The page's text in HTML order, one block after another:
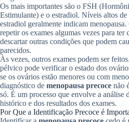
Os mais importantes são o FSH
Estimulante) e o estradiol. Níveis altos
estradiol geralmente indicam
repetir os exames algumas vezes para ter
descartar outras condições que podem
parecidos.
Às vezes, outros exames podem ser
pélvico pode verificar o estado dos
se os ovários estão menores ou com
diagnóstico de menopausa precoce não
só. É um processo que envolve a análise
histórico e dos resultados dos exames.
Por Que a Identificação Precoce é